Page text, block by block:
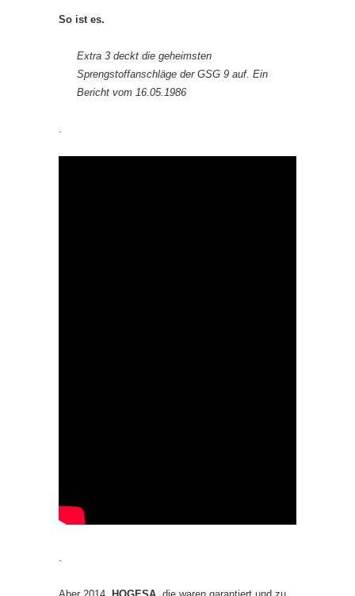
So ist es.
Extra 3 deckt die geheimsten
Sprengstoffanschläge der GSG 9 auf. Ein
Bericht vom 16.05.1986